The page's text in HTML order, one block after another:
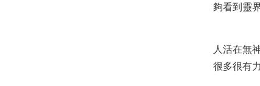
夠看到靈
人活在無
很多很有